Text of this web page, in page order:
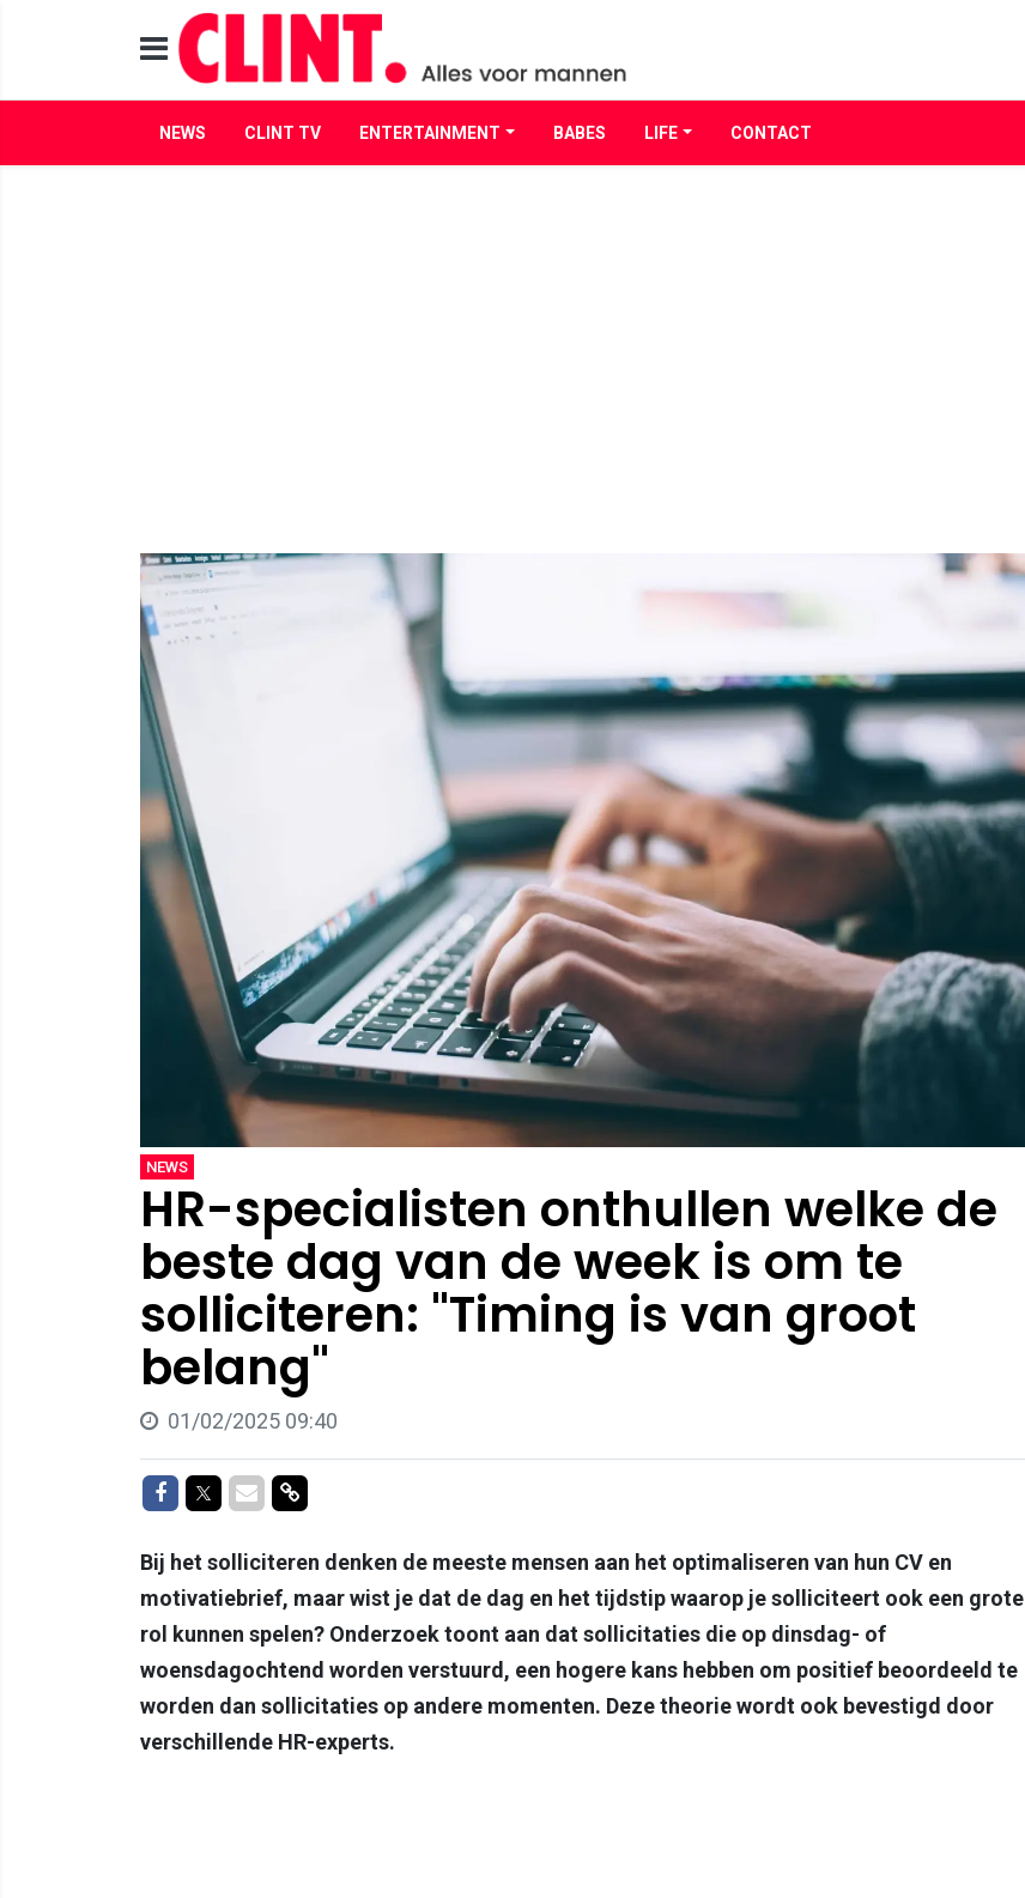
NEWS CLINT TV ENTERTAINMENT BABES LIFE CONTACT
NEWS
HR-specialisten onthullen welke de
beste dag van de week is om te
solliciteren: "Timing is van groot
belang"
01/02/2025 09:40
Delen op Facebook
Delen op Twitter
Delen via Mail
Delen via link
Bij het solliciteren denken de meeste mensen aan het optimaliseren van hun CV en
motivatiebrief, maar wist je dat de dag en het tijdstip waarop je solliciteert ook een grote
rol kunnen spelen? Onderzoek toont aan dat sollicitaties die op dinsdag- of
woensdagochtend worden verstuurd, een hogere kans hebben om positief beoordeeld te
worden dan sollicitaties op andere momenten. Deze theorie wordt ook bevestigd door
verschillende HR-experts.